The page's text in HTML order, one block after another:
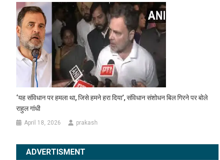
‘यह संविधान पर हमला था, जिसे हमने हरा दिया’, संविधान संशोधन बिल गिरने पर बोले
राहुल गांधी
April 18, 2026 prakash
ADVERTISMENT